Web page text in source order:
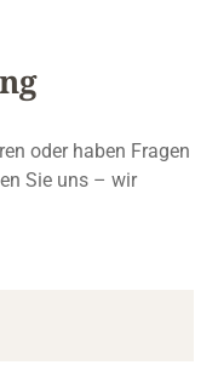
oder haben Fragen
Sie uns – wir